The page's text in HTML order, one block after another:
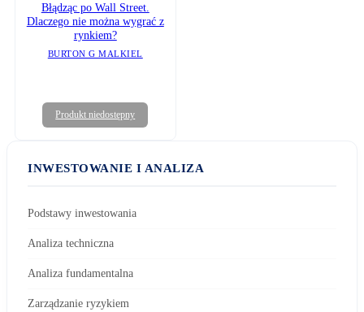
Błądząc po Wall Street.
Dlaczego nie można wygrać z
rynkiem?
BURTON G MALKIEL
Produkt niedostępny
INWESTOWANIE I ANALIZA
Podstawy inwestowania
Analiza techniczna
Analiza fundamentalna
Zarządzanie ryzykiem